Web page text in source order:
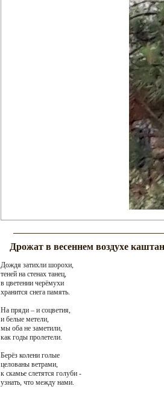
Дрожат в весеннем воздухе
Дождя затихли шорохи,
теней на стенах танец,
в цветении черёмухи
хранится снега память.
На пряди – и соцветия,
и белые метели,
мы оба не заметили,
как годы пролетели.
Берёз колени голые
целованы ветрами,
к скамье слетятся голуби -
узнать, что между нами.